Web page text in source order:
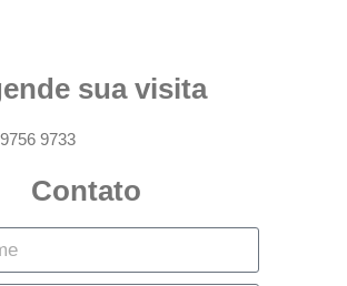
sua visita
9733
Contato